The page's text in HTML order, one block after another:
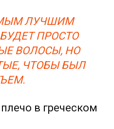
ЛУЧШИМ
ПРОСТО
ВОЛОСЫ, НО
ЧТОБЫ БЫЛ
в греческом